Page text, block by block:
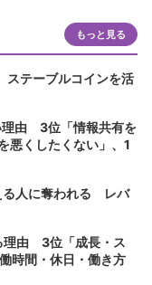
もっと見る
テーブルコインを活
理由 3位「情報共有を
悪くしたくない」、1
る人に奪われる レバ
理由 3位「成長・ス
時間・休日・働き方